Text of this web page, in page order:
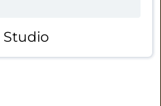
Studio